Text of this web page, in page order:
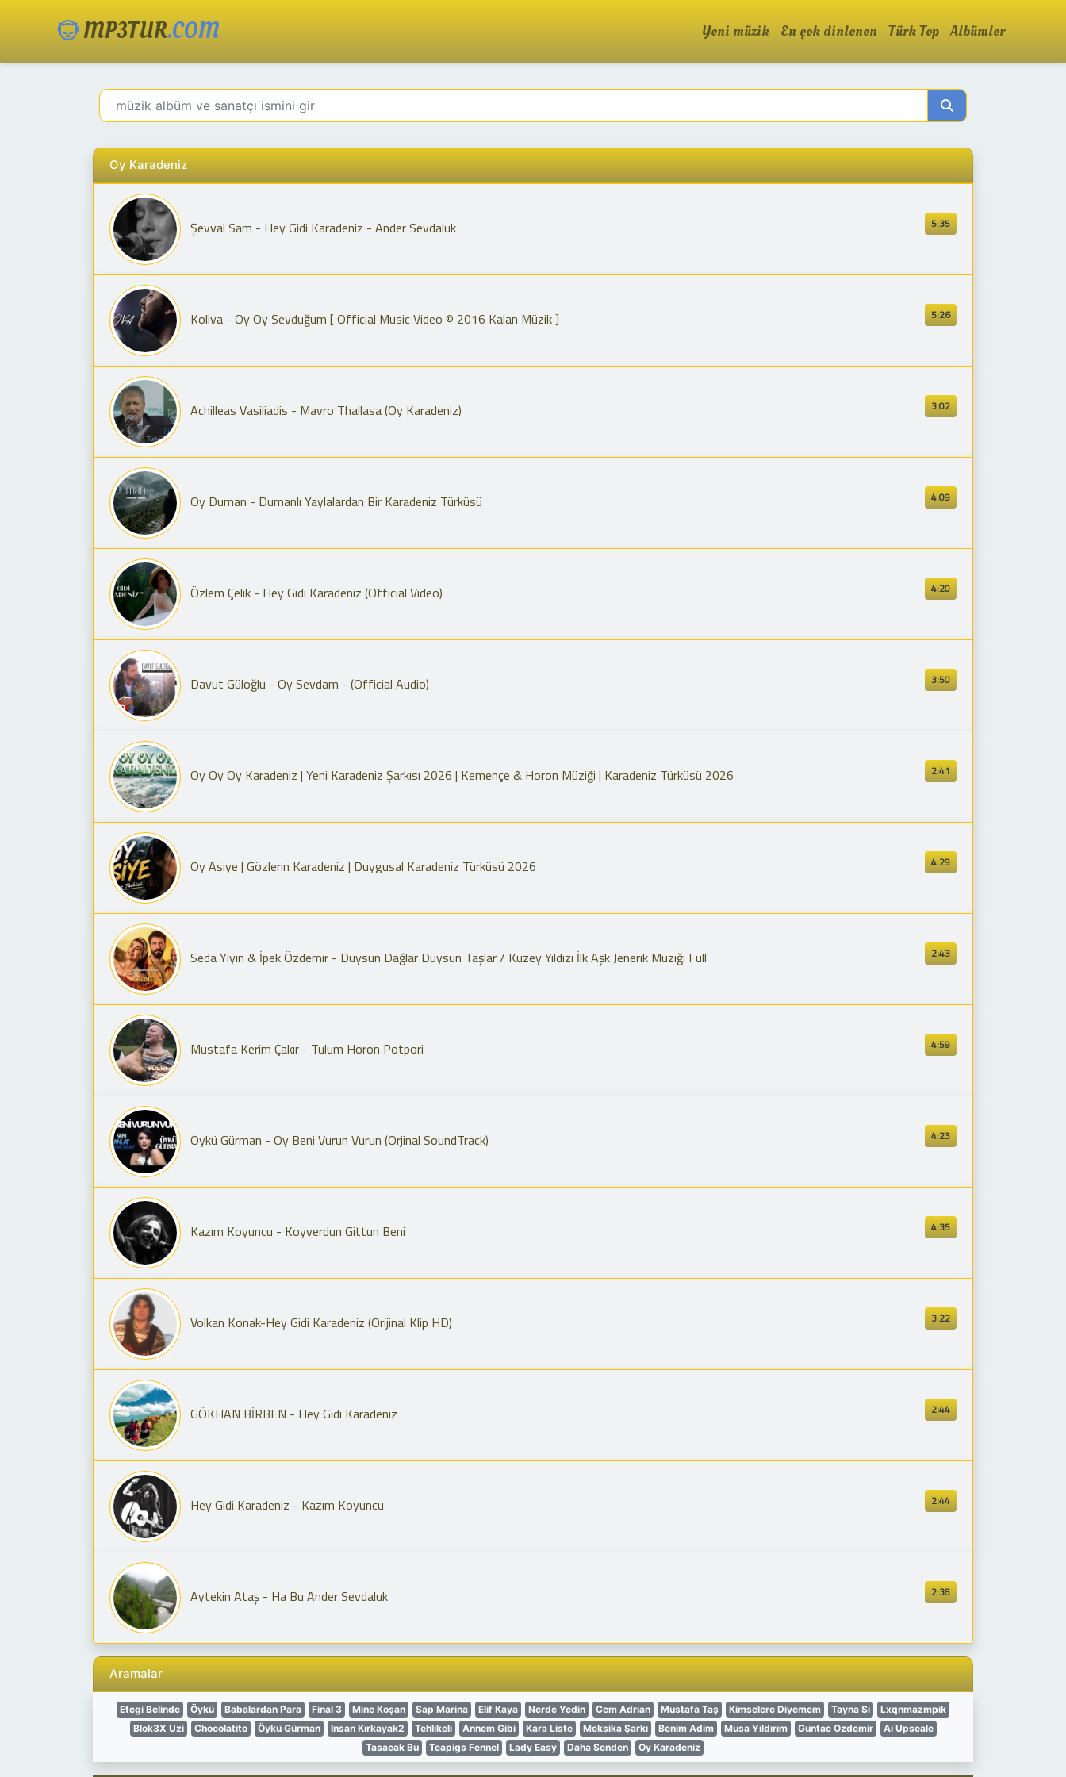
MP3TUR.COM Yeni müzik En çok dinlenen Türk Top Albümler
Oy Karadeniz
5:35
Şevval Sam - Hey Gidi Karadeniz - Ander Sevdaluk
5:26
Koliva - Oy Oy Sevduğum [ Official Music Video © 2016 Kalan Müzik ]
3:02
Achilleas Vasiliadis - Mavro Thallasa (Oy Karadeniz)
4:09
Oy Duman - Dumanlı Yaylalardan Bir Karadeniz Türküsü
4:20
Özlem Çelik - Hey Gidi Karadeniz (Official Video)
3:50
Davut Güloğlu - Oy Sevdam - (Official Audio)
2:41
Oy Oy Oy Karadeniz | Yeni Karadeniz Şarkısı 2026 | Kemençe & Horon Müziği | Karadeniz Türküsü 2026
4:29
Oy Asiye | Gözlerin Karadeniz | Duygusal Karadeniz Türküsü 2026
2:43
Seda Yiyin & İpek Özdemir - Duysun Dağlar Duysun Taşlar / Kuzey Yıldızı İlk Aşk Jenerik Müziği Full
4:59
Mustafa Kerim Çakır - Tulum Horon Potpori
4:23
Öykü Gürman - Oy Beni Vurun Vurun (Orjinal SoundTrack)
4:35
Kazım Koyuncu - Koyverdun Gittun Beni
3:22
Volkan Konak-Hey Gidi Karadeniz (Orijinal Klip HD)
2:44
GÖKHAN BİRBEN - Hey Gidi Karadeniz
2:44
Hey Gidi Karadeniz - Kazım Koyuncu
2:38
Aytekin Ataş - Ha Bu Ander Sevdaluk
Aramalar
Etegi Belinde Öykü Babalardan Para Final 3 Mine Koşan Sap Marina Elif Kaya Nerde Yedin Cem Adrian Mustafa Taş Kimselere Diyemem Tayna Si
Lxqnmazmpik
Blok3X Uzi
Chocolatito Öykü Gürman Insan Kırkayak2 Tehlikeli Annem Gibi Kara Liste Meksika Şarkı Benim Adim Musa Yıldırım Guntac Ozdemir
Ai Upscale
Tasacak Bu
Teapigs Fennel Lady Easy Daha Senden Oy Karadeniz